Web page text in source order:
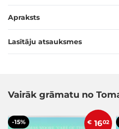
Apraksts
Lasītāju atsauksmes
Vairāk grāmatu no
-15% € 1602